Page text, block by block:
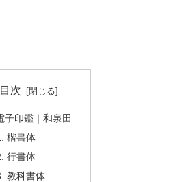
目次
子印鑑｜和泉田
楷書体
行書体
教科書体